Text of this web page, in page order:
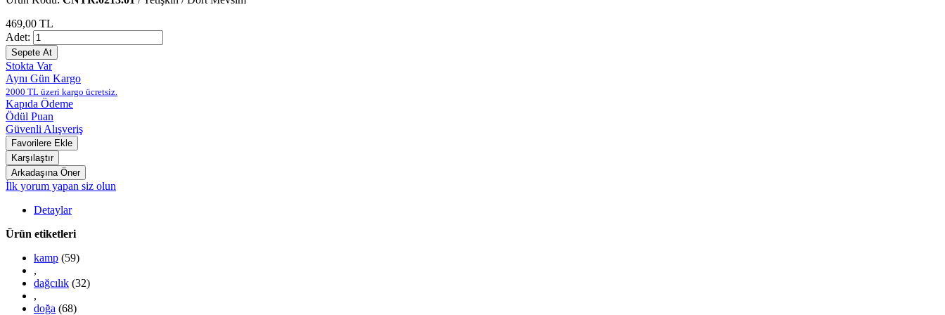
469,00 TL
Adet:
Stokta Var
Aynı Gün Kargo
2000 TL üzeri kargo ücretsiz.
Kapıda Ödeme
Ödül Puan
Güvenli Alışveriş
İlk yorum yapan siz olun
Detaylar
Ürün etiketleri
kamp (59)
,
dağcılık (32)
,
doğa (68)